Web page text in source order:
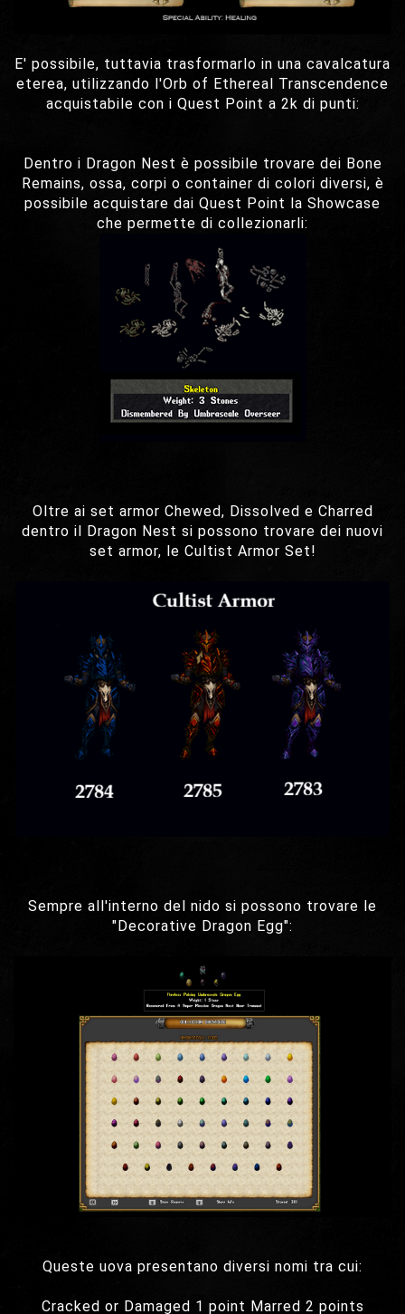
E' possibile, tuttavia trasformarlo in una cavalcatura
eterea, utilizzando l'Orb of Ethereal Transcendence
acquistabile con i Quest Point a 2k di punti:
Dentro i Dragon Nest è possibile trovare dei Bone
Remains, ossa, corpi o container di colori diversi, è
possibile acquistare dai Quest Point la Showcase
che permette di collezionarli:
Oltre ai set armor Chewed, Dissolved e Charred
dentro il Dragon Nest si possono trovare dei nuovi
set armor, le Cultist Armor Set!
Sempre all'interno del nido si possono trovare le
"Decorative Dragon Egg":
Queste uova presentano diversi nomi tra cui:
Cracked or Damaged 1 point Marred 2 points